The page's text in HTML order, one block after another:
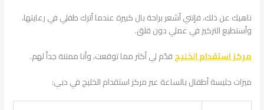
ناهيك عن ذلك، فإنني أشعر براحة بال كبيرة عندما أترك طفلي في رعايتها،
وأستطيع التركيز في عملي دون قلق.
مركز استقدام الخليجقدّم لي أكثر مما توقعت، وأنا ممتنة جداً لهم.
ميزات جليسة أطفال بالساعة عبر مركز استقدام الخليج في دبي: